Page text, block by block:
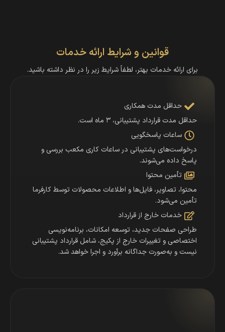
قوانین و شرایط ارائه خدمات​
برای ارائه خدمات بهتر، لطفاً شرایط زیر را در نظر داشته باشید.
حداقل مدت همکاری
حداقل مدت قرارداد پشتیبانی، ۳ ماه است.
ساعات پاسخگویی
درخواست‌های پشتیبانی در ساعات کاری مکعب بررسی و
پاسخ داده می‌شوند.
تأمین محتوا
محتوا، تصاویر، فایل‌ها و اطلاعات محصولات توسط کارفرما
تأمین می‌شود.
خدمات خارج از قرارداد
طراحی صفحات جدید، توسعه امکانات، برنامه‌نویسی
اختصاصی و تغییرات خارج از پکیج، شامل قرارداد پشتیبانی
نیست و به‌صورت جداگانه برآورد و اجرا خواهد شد.